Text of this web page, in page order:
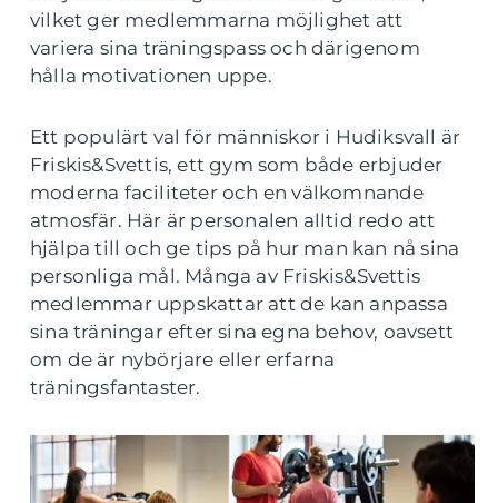
vilket ger medlemmarna möjlighet att
variera sina träningspass och därigenom
hålla motivationen uppe.
Ett populärt val för människor i Hudiksvall är
Friskis&Svettis, ett gym som både erbjuder
moderna faciliteter och en välkomnande
atmosfär. Här är personalen alltid redo att
hjälpa till och ge tips på hur man kan nå sina
personliga mål. Många av Friskis&Svettis
medlemmar uppskattar att de kan anpassa
sina träningar efter sina egna behov, oavsett
om de är nybörjare eller erfarna
träningsfantaster.